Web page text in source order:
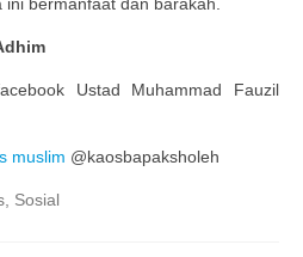
Ustad Muhammad Fauzil
muslim @kaosbapaksholeh
Sosial